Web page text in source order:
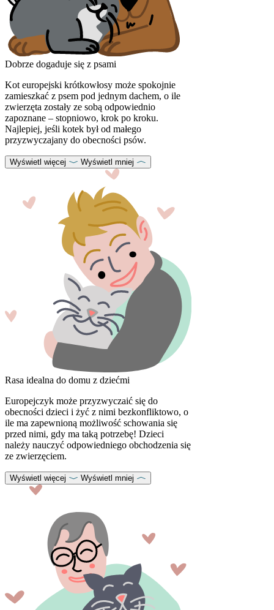
Dobrze dogaduje się z psami
Kot europejski krótkowłosy może spokojnie
zamieszkać z psem pod jednym dachem, o ile
zwierzęta zostały ze sobą odpowiednio
zapoznane – stopniowo, krok po kroku.
Najlepiej, jeśli kotek był od małego
przyzwyczajany do obecności psów.
Wyświetl więcej Wyświetl mniej
Rasa idealna do domu z dziećmi
Europejczyk może przyzwyczaić się do
obecności dzieci i żyć z nimi bezkonfliktowo, o
ile ma zapewnioną możliwość schowania się
przed nimi, gdy ma taką potrzebę! Dzieci
należy nauczyć odpowiedniego obchodzenia się
ze zwierzęciem.
Wyświetl więcej Wyświetl mniej